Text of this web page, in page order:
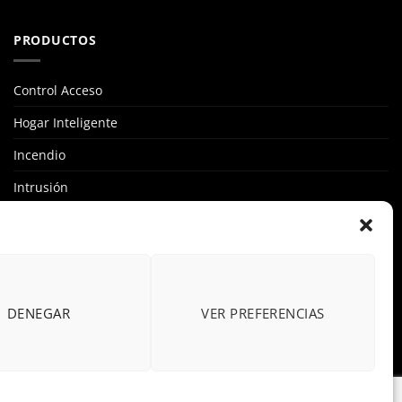
DENEGAR VER PREFERENCIAS
PRODUCTOS
Control Acceso
Hogar Inteligente
Incendio
Intrusión
Videovigilancia